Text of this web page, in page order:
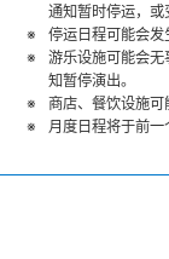
通知暂时停运，或
停运日程可能会发
游乐设施可能会
知暂停演出。
商店、餐饮设施可
月度日程将于前一